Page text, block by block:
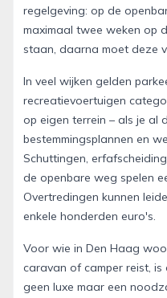
regelgeving: op de
maximaal twee weken op
staan, daarna moet deze
In veel wijken gelden
recreatievoertuigen
op eigen terrein – als je al
bestemmingsplannen en
Schuttingen,
de openbare weg spelen
Overtredingen kunnen
enkele honderden euro's.
Voor wie in Den Haag
caravan of camper reist,
geen luxe maar een